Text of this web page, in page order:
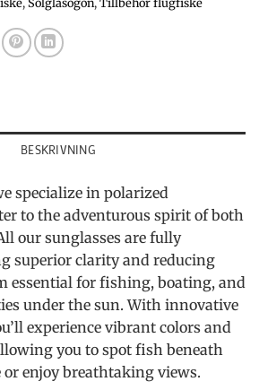
BESKRIVNING
specialize in polarized
to the adventurous spirit of both
our sunglasses are fully
superior clarity and reducing
essential for fishing, boating, and
under the sun. With innovative
experience vibrant colors and
you to spot fish beneath
or enjoy breathtaking views.